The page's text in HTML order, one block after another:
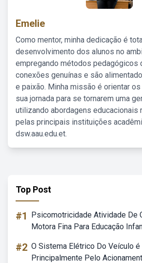
Emelie
Como mentor, minha dedicação é
desenvolvimento dos alunos no
empregando métodos pedagógicos
conexões genuínas e são
e paixão. Minha missão é orientar
sua jornada para se tornarem uma
utilizando abordagens educacionais
pelas principais instituições
dsw.aau.edu.et.
Top Post
#1
Psicomotricidade Atividade De
Motora Fina Para Educação
#2 O Sistema Elétrico Do Veículo
Principalmente Pelo